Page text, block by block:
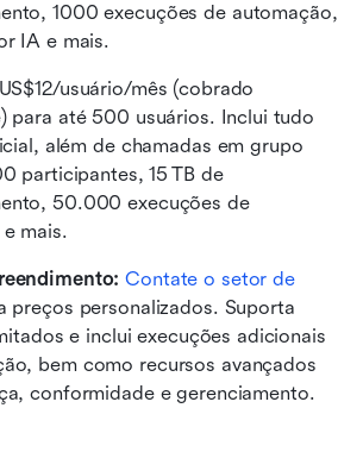
1000 execuções de automação,
IA e mais.
US$12/usuário/mês (cobrado
para até 500 usuários. Inclui tudo
além de chamadas em grupo
participantes, 15 TB de
50.000 execuções de
mais.
Contate o setor de
preços personalizados. Suporta
e inclui execuções adicionais
bem como recursos avançados
conformidade e gerenciamento.